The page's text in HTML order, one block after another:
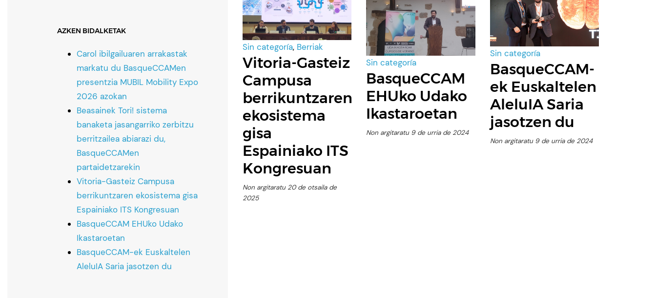
Sin categoría, Berriak
Vitoria-Gasteiz
Campusa
berrikuntzaren
ekosistema
gisa
Espainiako ITS
Kongresuan
Non argitaratu 20 de otsaila de
2025
Sin categoría
BasqueCCAM
EHUko Udako
Ikastaroetan
Non argitaratu 9 de urria de 2024
Sin categoría
BasqueCCAM-
ek Euskaltelen
AleluIA Saria
jasotzen du
Non argitaratu 9 de urria de 2024
AZKEN BIDALKETAK
Carol ibilgailuaren arrakastak
markatu du BasqueCCAMen
presentzia MUBIL Mobility Expo
2026 azokan
Beasainek Tori! sistema
banaketa jasangarriko zerbitzu
berritzailea abiarazi du,
BasqueCCAMen
partaidetzarekin
Vitoria-Gasteiz Campusa
berrikuntzaren ekosistema gisa
Espainiako ITS Kongresuan
BasqueCCAM EHUko Udako
Ikastaroetan
BasqueCCAM-ek Euskaltelen
AleluIA Saria jasotzen du